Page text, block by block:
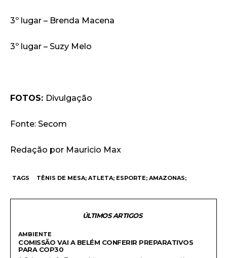
3º lugar – Brenda Macena
3º lugar – Suzy Melo
FOTOS: Divulgação
Fonte: Secom
Redação por Mauricio Max
TAGS TÊNIS DE MESA; ATLETA; ESPORTE; AMAZONAS;
ÚLTIMOS ARTIGOS
AMBIENTE
COMISSÃO VAI A BELÉM CONFERIR PREPARATIVOS
PARA COP30